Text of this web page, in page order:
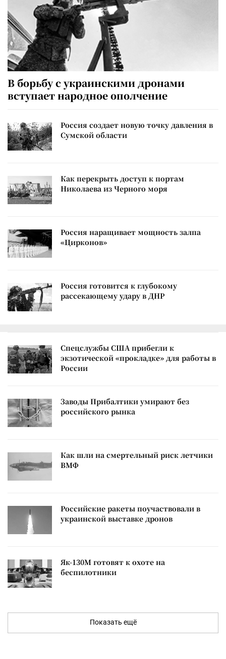
В борьбу с украинскими дронами
вступает народное ополчение
Россия создает новую точку давления в
Сумской области
Как перекрыть доступ к портам
Николаева из Черного моря
Россия наращивает мощность залпа
«Цирконов»
Россия готовится к глубокому
рассекающему удару в ДНР
Спецслужбы США прибегли к
экзотической «прокладке» для работы в
России
Заводы Прибалтики умирают без
российского рынка
Как шли на смертельный риск летчики
ВМФ
Российские ракеты поучаствовали в
украинской выставке дронов
Як-130М готовят к охоте на
беспилотники
Показать ещё